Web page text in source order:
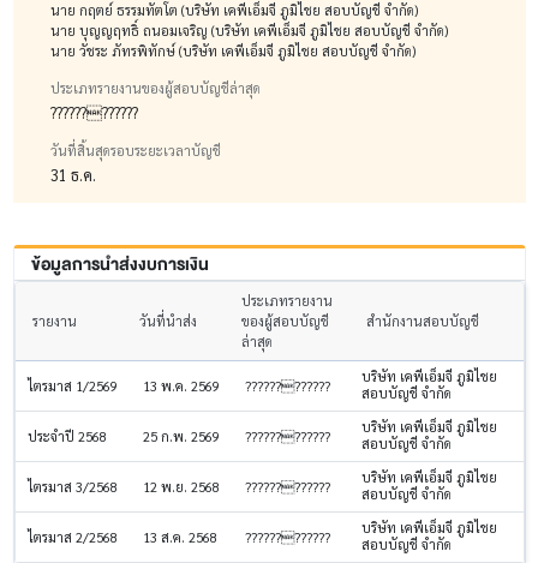
นาย กฤตย์ ธรรมทัตโต (บริษัท เคพีเอ็มจี ภูมิไชย สอบบัญชี จำกัด)
นาย บุญญฤทธิ์ ถนอมเจริญ (บริษัท เคพีเอ็มจี ภูมิไชย สอบบัญชี จำกัด)
นาย วัชระ ภัทรพิทักษ์ (บริษัท เคพีเอ็มจี ภูมิไชย สอบบัญชี จำกัด)
ประเภทรายงานของผู้สอบบัญชีล่าสุด
????????????
วันที่สิ้นสุดรอบระยะเวลาบัญชี
31 ธ.ค.
ข้อมูลการนำส่งงบการเงิน
รายงาน วันที่นำส่ง
ประเภทรายงาน
ของผู้สอบบัญชี
ล่าสุด
สำนักงานสอบบัญชี
ไตรมาส 1/2569 13 พ.ค. 2569 ????????????
บริษัท เคพีเอ็มจี ภูมิไชย
สอบบัญชี จำกัด
ประจำปี 2568 25 ก.พ. 2569 ????????????
บริษัท เคพีเอ็มจี ภูมิไชย
สอบบัญชี จำกัด
ไตรมาส 3/2568 12 พ.ย. 2568 ????????????
บริษัท เคพีเอ็มจี ภูมิไชย
สอบบัญชี จำกัด
ไตรมาส 2/2568 13 ส.ค. 2568 ????????????
บริษัท เคพีเอ็มจี ภูมิไชย
สอบบัญชี จำกัด